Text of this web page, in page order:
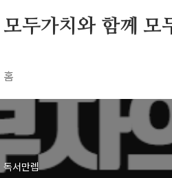
모두가치와 함께
홈
독서만렙